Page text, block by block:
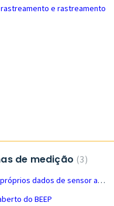
e rastreamento
de medição 3
Adicione seus próprios dados de sensor ao aplicativo BEEP
do BEEP